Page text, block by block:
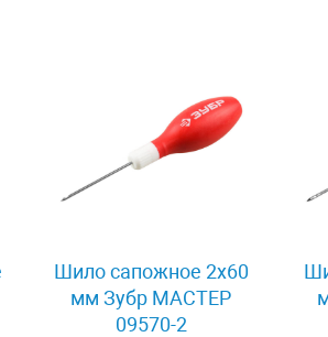
Шило сапожное 2x60
мм Зубр МАСТЕР
09570-2